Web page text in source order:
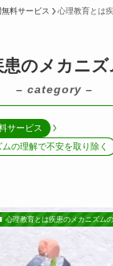
料サービス 心理教育とは
のメカニ
– category –
サービス
の理解で不安を取り除く
心理教育とは疾患のメカニズム